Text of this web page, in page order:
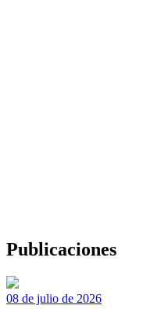
Publicaciones
08 de julio de 2026